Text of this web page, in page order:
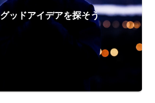
グッドアイデアを探そう